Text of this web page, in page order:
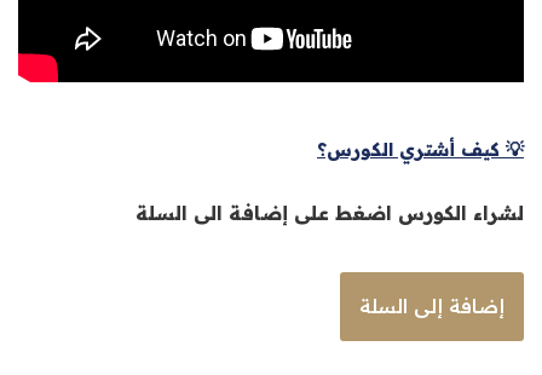
💡 كيف أشتري الكورس؟
لشراء الكورس اضغط على إضافة الى السلة
إضافة إلى السلة